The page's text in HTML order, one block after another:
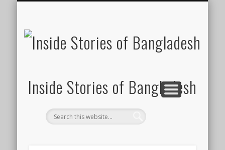
Inside Stories of Bangladesh